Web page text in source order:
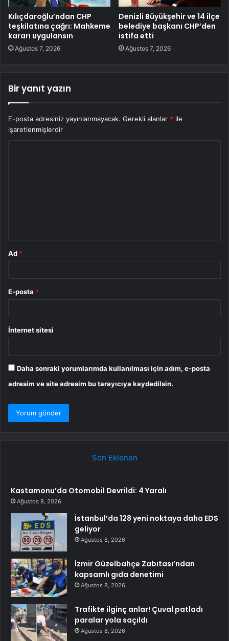
Kılıçdaroğlu’ndan CHP
teşkilatına çağrı: Mahkeme
kararı uygulansın
Ağustos 7, 2026
Denizli Büyükşehir ve 14 ilçe
belediye başkanı CHP’den
istifa etti
Ağustos 7, 2026
Bir yanıt yazın
E-posta adresiniz yayınlanmayacak. Gerekli alanlar * ile
işaretlenmişlerdir
Ad *
E-posta *
İnternet sitesi
Daha sonraki yorumlarımda kullanılması için adım, e-posta
adresim ve site adresim bu tarayıcıya kaydedilsin.
Son Eklenen
Kastamonu’da Otomobil Devrildi: 4 Yaralı
Ağustos 8, 2026
İstanbul’da 128 yeni noktaya daha EDS
geliyor
Ağustos 8, 2026
İzmir Güzelbahçe Zabıtası’ndan
kapsamlı gıda denetimi
Ağustos 8, 2026
Trafikte ilginç anlar! Çuval patladı
paralar yola saçıldı
Ağustos 8, 2026